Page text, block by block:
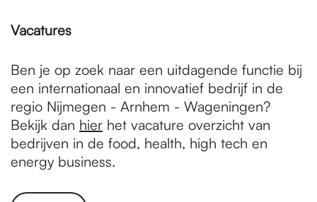
Vacatures
Ben je op zoek naar een uitdagende functie bij
een internationaal en innovatief bedrijf in de
regio Nijmegen - Arnhem - Wageningen?
Bekijk dan hier het vacature overzicht van
bedrijven in de food, health, high tech en
energy business.